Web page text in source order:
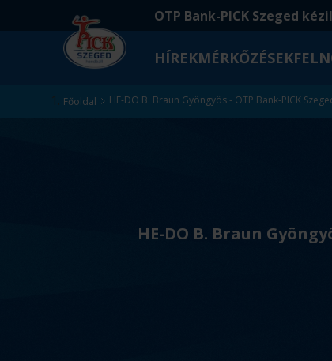
OTP Bank-PICK Szeged
HÍREKMÉRKŐZÉSEK
Főoldal HE-DO B. Braun Gyöngyös - OTP Bank-PICK
HE-DO B. Braun